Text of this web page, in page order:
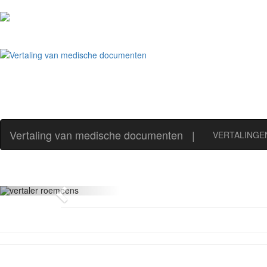
Vertaling van medische documenten |
Previous